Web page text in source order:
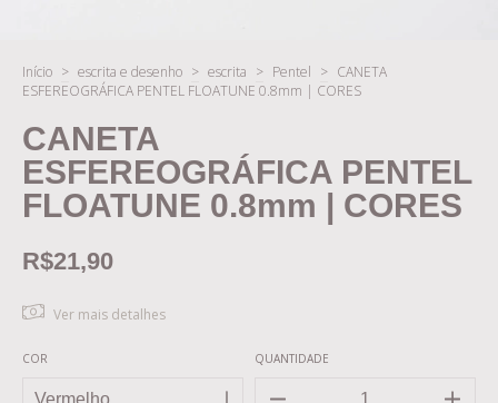
Início > escrita e desenho > escrita > Pentel > CANETA
ESFEREOGRÁFICA PENTEL FLOATUNE 0.8mm | CORES
CANETA
ESFEREOGRÁFICA PENTEL
FLOATUNE 0.8mm | CORES
R$21,90
Ver mais detalhes
COR QUANTIDADE